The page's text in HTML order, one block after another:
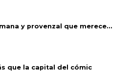
y provenzal que merece...
que la capital del cómic